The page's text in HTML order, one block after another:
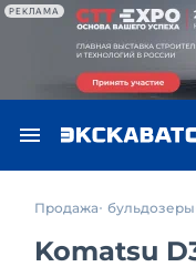
РЕКЛАМА
Продажа бульдозеры
Komatsu